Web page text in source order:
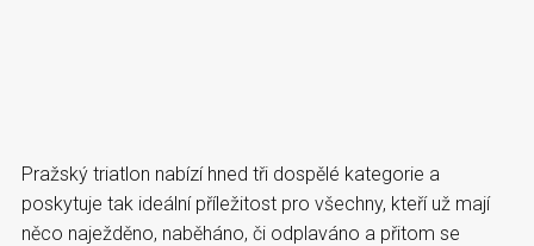
Pražský triatlon nabízí hned tři dospělé kategorie a
poskytuje tak ideální příležitost pro všechny, kteří už mají
něco naježděno, naběháno, či odplaváno a přitom se